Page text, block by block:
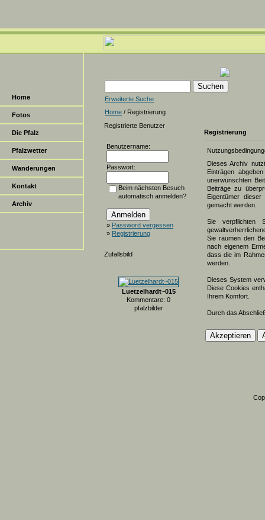
Home
Fotos
Die Pfalz
Pfalzwetter
Wanderungen
Kontakt
Archiv
Erweiterte Suche
Home / Registrierung
Registrierte Benutzer
Benutzername:
Passwort:
Beim nächsten Besuch
automatisch anmelden?
» Password vergessen
» Registrierung
Zufallsbild
Luetzelhardt~015
Kommentare: 0
pfalzbilder
Registrierung
Dieses Archiv
Einträgen
unerwünschten
Beiträge zu
Eigentümer
gemacht werden.
Sie verpflichten
Sie räumen den
nach eigenem
dass die im
werden.
Dieses System
Diese Cookies
Ihrem Komfort.
Durch das